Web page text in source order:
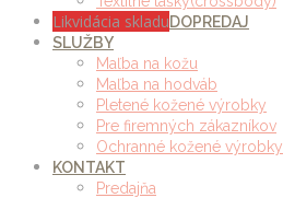
Likvidácia skladuDOPREDAJ
SLUŽBY
Maľba na kožu
Maľba na hodváb
Pletené kožené výrobky
Pre firemných zákazníkov
Ochranné kožené výrobky
KONTAKT
Predajňa